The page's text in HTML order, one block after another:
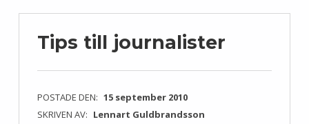
Tips till journalister
POSTADE DEN: 15 september 2010
SKRIVEN AV: Lennart Guldbrandsson